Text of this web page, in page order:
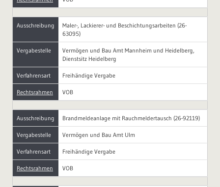
Ausschreibung
Maler-, Lackierer- und Beschichtungsarbeiten (26-
63095)
Vergabestelle
Vermögen und Bau Amt Mannheim und Heidelberg,
Dienstsitz Heidelberg
Verfahrensart Freihändige Vergabe
Rechtsrahmen VOB
Ausschreibung Brandmeldeanlage mit Rauchmeldertausch (26-92119)
Vergabestelle Vermögen und Bau Amt Ulm
Verfahrensart Freihändige Vergabe
Rechtsrahmen VOB